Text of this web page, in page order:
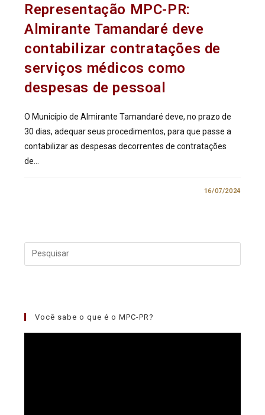
Representação MPC-PR:
Almirante Tamandaré deve
contabilizar contratações de
serviços médicos como
despesas de pessoal
O Município de Almirante Tamandaré deve, no prazo de
30 dias, adequar seus procedimentos, para que passe a
contabilizar as despesas decorrentes de contratações
de…
16/07/2024
Você sabe o que é o MPC-PR?